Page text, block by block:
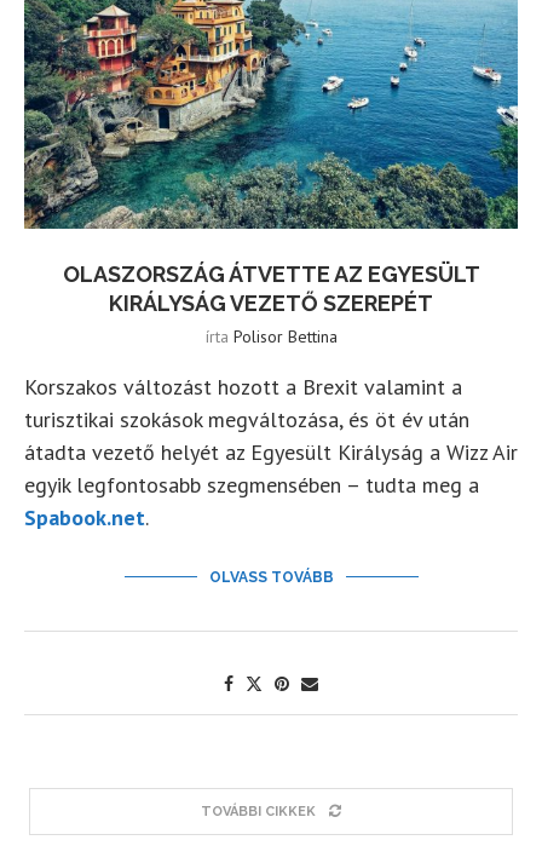
OLASZORSZÁG ÁTVETTE AZ EGYESÜLT
KIRÁLYSÁG VEZETŐ SZEREPÉT
írta Polisor Bettina
Korszakos változást hozott a Brexit valamint a
turisztikai szokások megváltozása, és öt év után
átadta vezető helyét az Egyesült Királyság a Wizz Air
egyik legfontosabb szegmensében – tudta meg a
Spabook.net.
OLVASS TOVÁBB
TOVÁBBI CIKKEK